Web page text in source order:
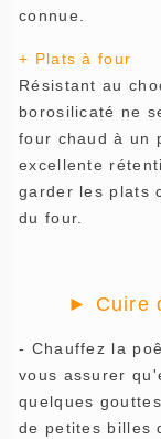
connue.
+ Plats à four
Résistant au
borosilicaté ne
four chaud à un
excellente
garder les plats
du four.
► Cuire
- Chauffez la
vous assurer
quelques
de petites billes